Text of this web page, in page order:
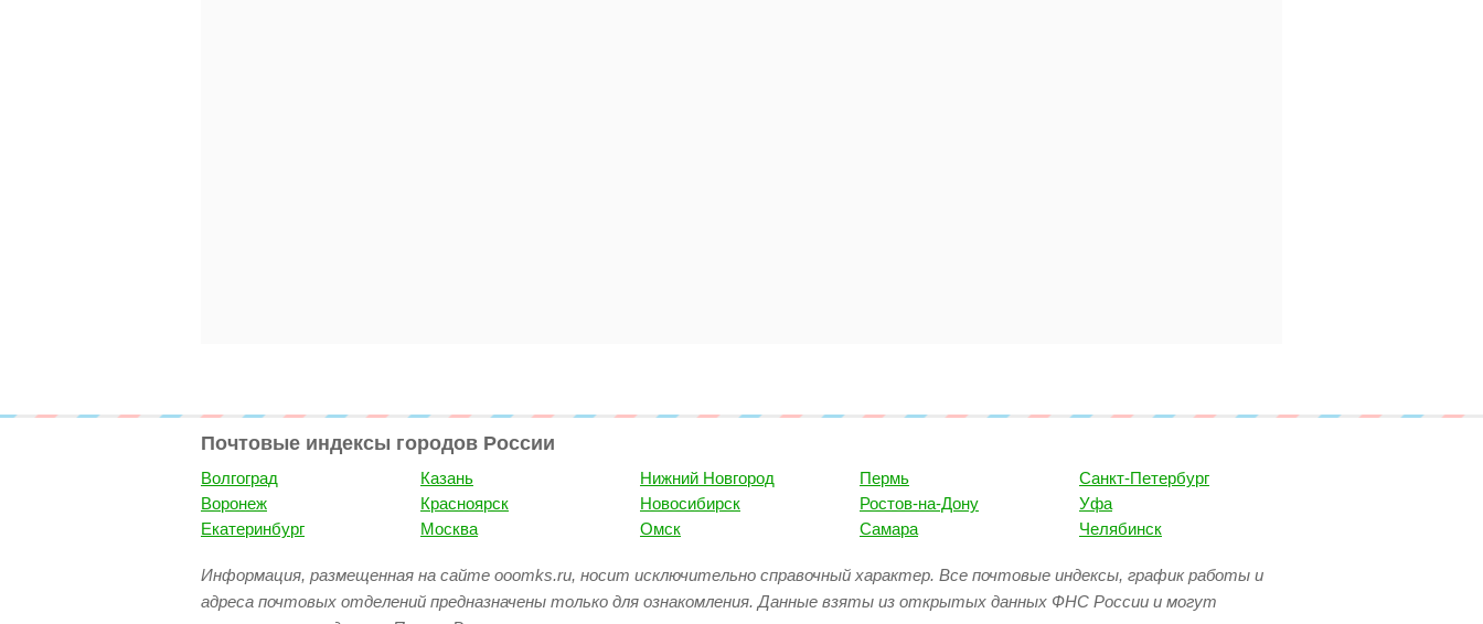
Почтовые индексы городов России
Волгоград
Воронеж
Екатеринбург
Казань
Красноярск
Москва
Нижний Новгород
Новосибирск
Омск
Пермь
Ростов-на-Дону
Самара
Санкт-Петербург
Уфа
Челябинск
Информация, размещенная на сайте ooomks.ru, носит исключительно справочный характер. Все почтовые индексы, график работы и
адреса почтовых отделений предназначены только для ознакомления. Данные взяты из открытых данных ФНС России и могут